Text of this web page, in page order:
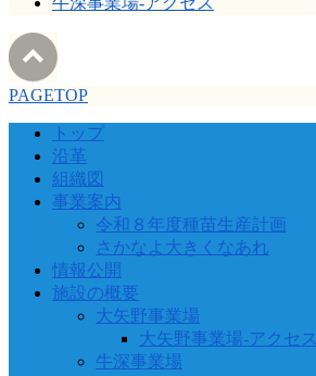
PAGETOP
トップ
沿革
組織図
事業案内
令和８年度種苗生産計画
さかなよ大きくなあれ
情報公開
施設の概要
大矢野事業場
大矢野事業場-アクセス
牛深事業場